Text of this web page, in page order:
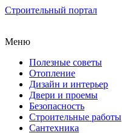
Строительный портал
Меню
Полезные советы
Отопление
Дизайн и интерьер
Двери и проемы
Безопасность
Строительные работы
Сантехника